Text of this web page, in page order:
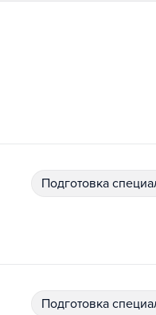
подготовка
подготовка